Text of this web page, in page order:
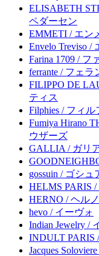
ELISABETH
ペダーセン
EMMETI / エン
Envelo Treviso /
Farina 1709 / フ
ferrante / フェラ
FILIPPO DE
ティス
Filphies / フィ
Fumiya Hirano
ウザーズ
GALLIA / ガリ
gossuin / ゴシュ
HELMS PARIS /
HERNO / ヘルノ
hevo / イーヴォ
Indian Jewelry /
INDULT PARIS
Jacques